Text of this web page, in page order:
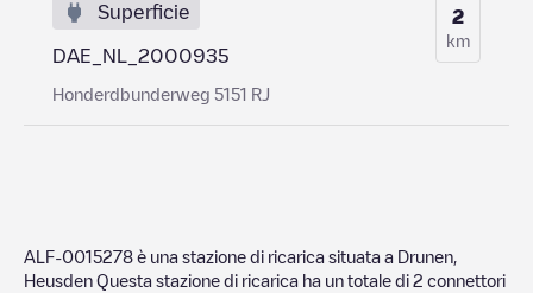
Superficie
DAE_NL_2000935
Honderdbunderweg 5151 RJ
2
km
ALF-0015278 è una stazione di ricarica situata a Drunen
Heusden Questa stazione di ricarica ha un totale di 2 connettori